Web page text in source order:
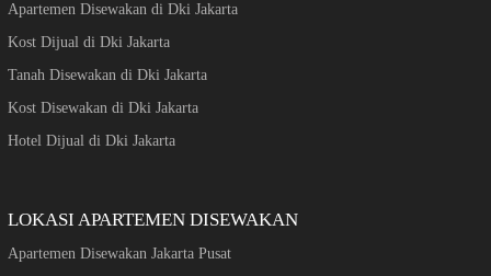
Apartemen Disewakan di Dki Jakarta
Kost Dijual di Dki Jakarta
Tanah Disewakan di Dki Jakarta
Kost Disewakan di Dki Jakarta
Hotel Dijual di Dki Jakarta
LOKASI APARTEMEN DISEWAKAN
Apartemen Disewakan Jakarta Pusat